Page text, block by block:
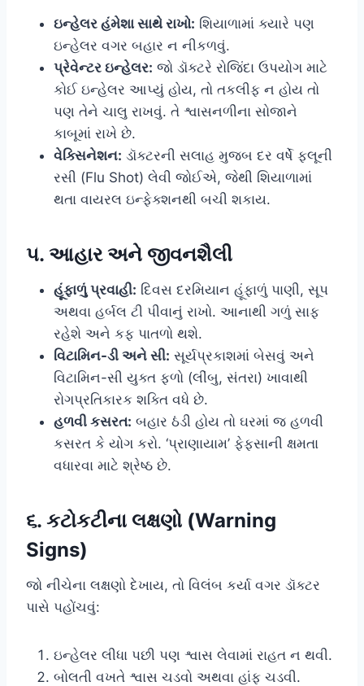
ઇન્હેલર હંમેશા સાથે રાખો: શિયાળામાં ક્યારે પણ
ઇન્હેલર વગર બહાર ન નીકળવું.
પ્રેવેન્ટર ઇન્હેલર: જો ડૉક્ટરે રોજિંદા ઉપયોગ માટે
કોઈ ઇન્હેલર આપ્યું હોય, તો તકલીફ ન હોય તો
પણ તેને ચાલુ રાખવું. તે શ્વાસનળીના સોજાને
કાબૂમાં રાખે છે.
વેક્સિનેશન: ડૉક્ટરની સલાહ મુજબ દર વર્ષે ફ્લૂની
રસી (Flu Shot) લેવી જોઈએ, જેથી શિયાળામાં
થતા વાયરલ ઇન્ફેક્શનથી બચી શકાય.
૫. આહાર અને જીવનશૈલી
હૂંફાળું પ્રવાહી: દિવસ દરમિયાન હૂંફાળું પાણી, સૂપ
અથવા હર્બલ ટી પીવાનું રાખો. આનાથી ગળું સાફ
રહેશે અને કફ પાતળો થશે.
વિટામિન-ડી અને સી: સૂર્યપ્રકાશમાં બેસવું અને
વિટામિન-સી યુક્ત ફળો (લીંબુ, સંતરા) ખાવાથી
રોગપ્રતિકારક શક્તિ વધે છે.
હળવી કસરત: બહાર ઠંડી હોય તો ઘરમાં જ હળવી
કસરત કે યોગ કરો. ‘પ્રાણાયામ’ ફેફસાની ક્ષમતા
વધારવા માટે શ્રેષ્ઠ છે.
૬. કટોકટીના લક્ષણો (Warning
Signs)
જો નીચેના લક્ષણો દેખાય, તો વિલંબ કર્યા વગર ડૉક્ટર
પાસે પહોંચવું:
ઇન્હેલર લીધા પછી પણ શ્વાસ લેવામાં રાહત ન થવી.
બોલતી વખતે શ્વાસ ચડવો અથવા હાંફ ચડવી.